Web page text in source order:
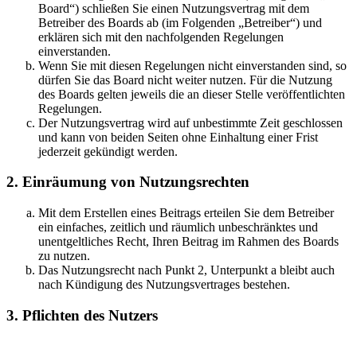
Board“) schließen Sie einen Nutzungsvertrag mit dem
Betreiber des Boards ab (im Folgenden „Betreiber“) und
erklären sich mit den nachfolgenden Regelungen
einverstanden.
Wenn Sie mit diesen Regelungen nicht einverstanden sind, so
dürfen Sie das Board nicht weiter nutzen. Für die Nutzung
des Boards gelten jeweils die an dieser Stelle veröffentlichten
Regelungen.
Der Nutzungsvertrag wird auf unbestimmte Zeit geschlossen
und kann von beiden Seiten ohne Einhaltung einer Frist
jederzeit gekündigt werden.
2. Einräumung von Nutzungsrechten
Mit dem Erstellen eines Beitrags erteilen Sie dem Betreiber
ein einfaches, zeitlich und räumlich unbeschränktes und
unentgeltliches Recht, Ihren Beitrag im Rahmen des Boards
zu nutzen.
Das Nutzungsrecht nach Punkt 2, Unterpunkt a bleibt auch
nach Kündigung des Nutzungsvertrages bestehen.
3. Pflichten des Nutzers